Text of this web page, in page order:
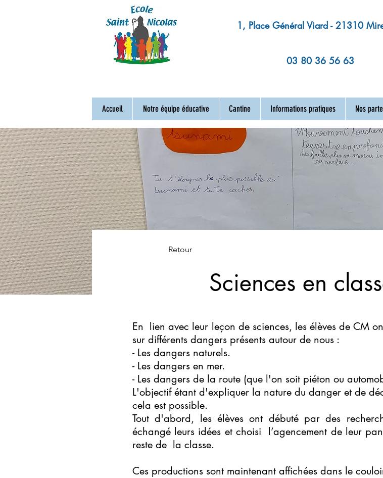
1, Place Général Viard - 21310
03 80 36 56 63
Accueil Notre équipe éducative Cantine Informations pratiques Nos
Retour
Sciences en
En lien avec leur leçon de sciences, les élèves de CM
sur différents dangers présents autour de nous :
- Les dangers naturels.
- Les dangers en mer.
- Les dangers de la route (que l'on soit piéton ou
L'objectif étant d'expliquer la nature du danger et de
cela est possible.
Tout d'abord, les élèves ont débuté par des
échangé leurs idées et choisi l’agencement de leur
reste de la classe.
Ces productions sont maintenant affichées dans le